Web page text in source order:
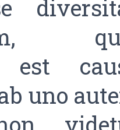
est
uno